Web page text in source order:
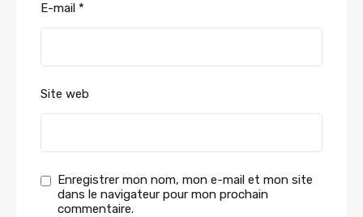
E-mail *
Site web
Enregistrer mon nom, mon e-mail et mon site
dans le navigateur pour mon prochain
commentaire.